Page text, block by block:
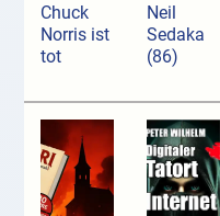
Chuck
Norris ist
tot
Neil
Sedaka
(86)